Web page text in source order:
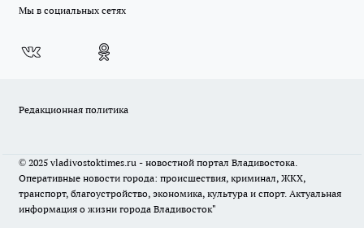
Мы в социальных сетях
Редакционная политика
© 2025 vladivostoktimes.ru - новостной портал Владивостока.
Оперативные новости города: происшествия, криминал, ЖКХ,
транспорт, благоустройство, экономика, культура и спорт. Актуальная
информация о жизни города Владивосток"